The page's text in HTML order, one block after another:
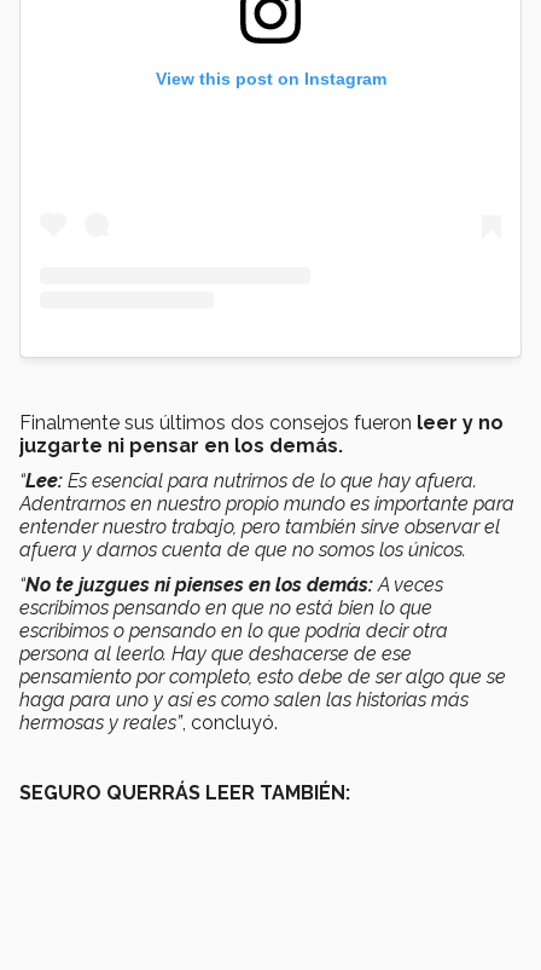
View this post on Instagram
Finalmente sus últimos dos consejos fueron leer y no
juzgarte ni pensar en los demás.
“Lee: Es esencial para nutrirnos de lo que hay afuera.
Adentrarnos en nuestro propio mundo es importante para
entender nuestro trabajo, pero también sirve observar el
afuera y darnos cuenta de que no somos los únicos.
“No te juzgues ni pienses en los demás: A veces
escribimos pensando en que no está bien lo que
escribimos o pensando en lo que podría decir otra
persona al leerlo. Hay que deshacerse de ese
pensamiento por completo, esto debe de ser algo que se
haga para uno y así es como salen las historias más
hermosas y reales”, concluyó.
SEGURO QUERRÁS LEER TAMBIÉN: